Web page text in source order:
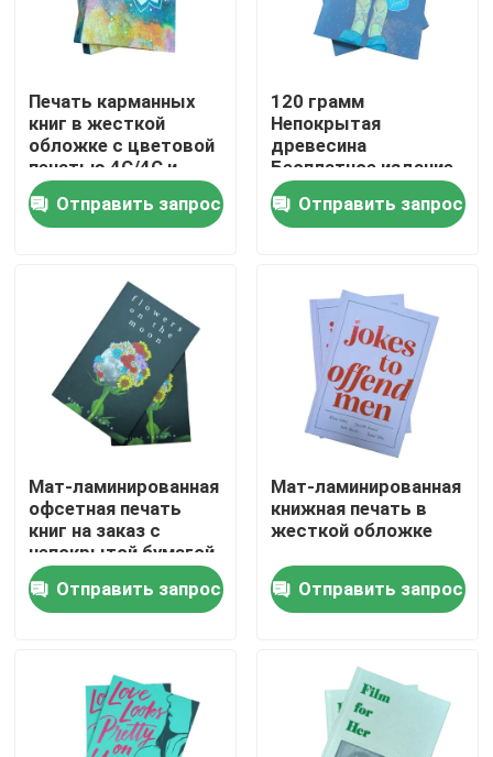
Дом
Продукты
Ресурс
Новости
Спросите цитату
Печать столовых книг
Печать карт таро
Печать карманных
книг в жесткой
обложке с цветовой
печатью 4C/4C и
матовой ламинацией
Отправить запрос
120 грамм
Непокрытая
древесина
Бесплатное издание
книг с матовой
ламинацией 272
страницы
Отправить запрос
Мат-ламинированная
офсетная печать
книг на заказ с
непокрытой бумагой
без древесины
Отправить запрос
Мат-ламинированная
книжная печать в
жесткой обложке
Отправить запрос